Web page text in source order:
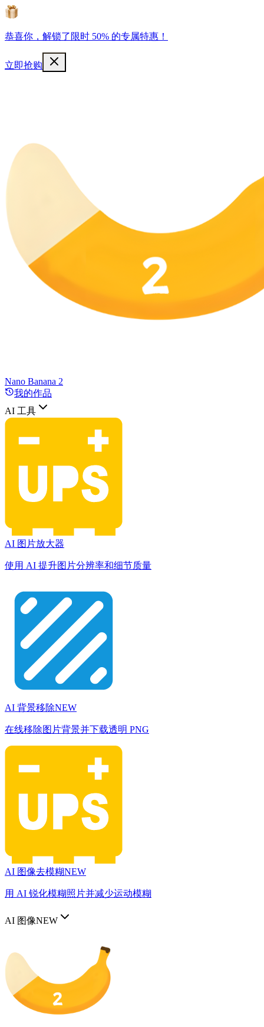
恭喜你，解锁了限时 50% 的专属特惠！
立即抢购
Nano Banana 2
我的作品
AI 工具
AI 图片放大器
使用 AI 提升图片分辨率和细节质量
AI 背景移除NEW
在线移除图片背景并下载透明 PNG
AI 图像去模糊NEW
用 AI 锐化模糊照片并减少运动模糊
AI 图像NEW